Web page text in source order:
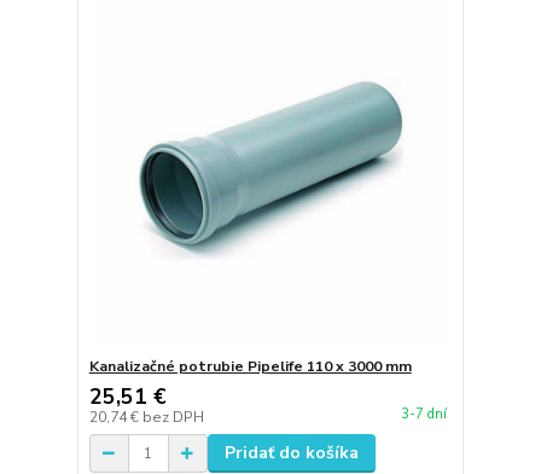
Kanalizačné potrubie Pipelife 110 x 3000 mm
25,51 €
20,74 € bez DPH 3-7 dní
Pridať do košíka